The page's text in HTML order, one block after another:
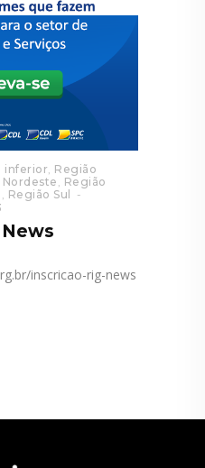
inferior, Região
, Região
, Região Sul
News
inscricao-rig-news